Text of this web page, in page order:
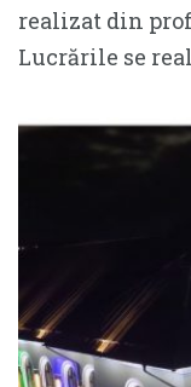
realizat din
Lucrările se